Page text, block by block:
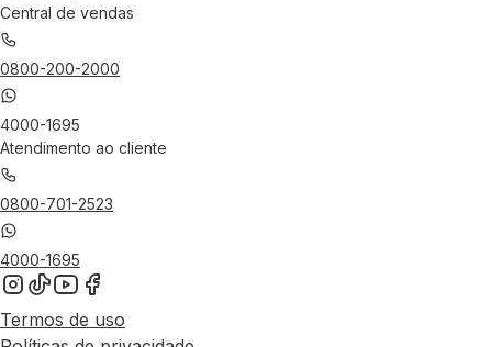
Central de vendas
0800-200-2000
4000-1695
Atendimento ao cliente
0800-701-2523
4000-1695
Termos de uso